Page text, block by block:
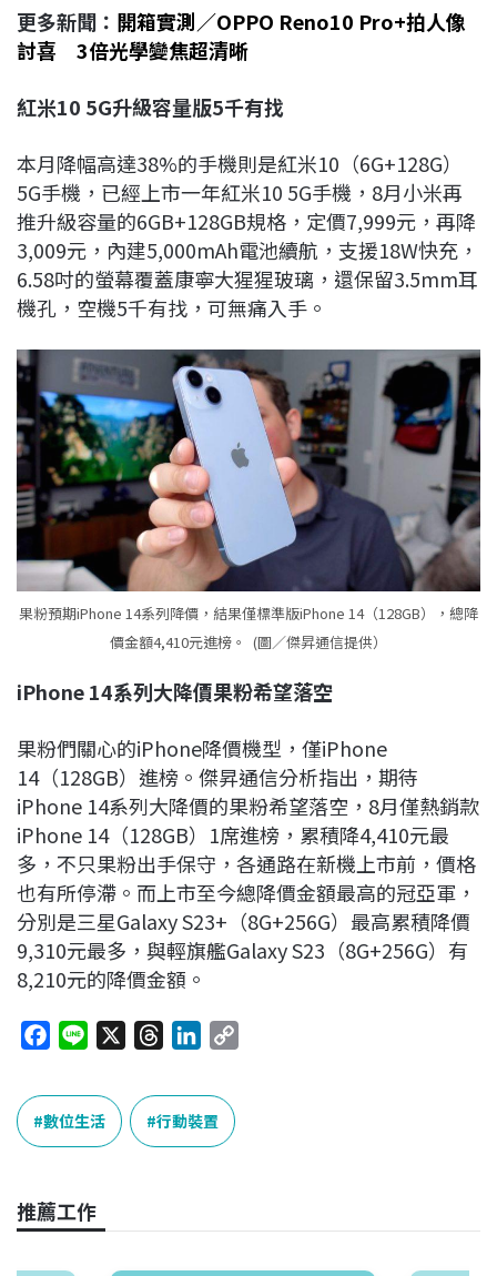
更多新聞： 開箱實測／OPPO Reno10 Pro+拍人像
討喜 3倍光學變焦超清晰
紅米10 5G升級容量版5千有找
本月降幅高達38%的手機則是紅米10（6G+128G）
5G手機，已經上市一年紅米10 5G手機，8月小米再
推升級容量的6GB+128GB規格，定價7,999元，再降
3,009元，內建5,000mAh電池續航，支援18W快充，
6.58吋的螢幕覆蓋康寧大猩猩玻璃，還保留3.5mm耳
機孔，空機5千有找，可無痛入手。
果粉預期iPhone 14系列降價，結果僅標準版iPhone 14（128GB），總降
價金額4,410元進榜。 (圖／傑昇通信提供）
iPhone 14系列大降價果粉希望落空
果粉們關心的iPhone降價機型，僅iPhone
14（128GB）進榜。傑昇通信分析指出，期待
iPhone 14系列大降價的果粉希望落空，8月僅熱銷款
iPhone 14（128GB）1席進榜，累積降4,410元最
多，不只果粉出手保守，各通路在新機上市前，價格
也有所停滯。而上市至今總降價金額最高的冠亞軍，
分別是三星Galaxy S23+（8G+256G）最高累積降價
9,310元最多，與輕旗艦Galaxy S23（8G+256G）有
8,210元的降價金額。
c
e
b
o
k
n
e
r
e
a
n
k
e
n
k
數位生活 行動裝置
推薦工作